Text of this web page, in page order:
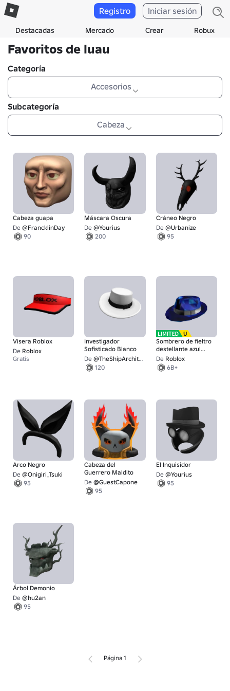
Destacadas Mercado Crear Robux
Registro Iniciar sesión
Favoritos de luau
Categoría
Accesorios
Subcategoría
Cabeza
Cabeza guapa
De @FrancklinDay
90
Máscara Oscura
De @Yourius
200
Cráneo Negro
De @Urbanize
95
Visera Roblox
De Roblox
Gratis
Investigador
Sofisticado Blanco
De @TheShipArchitect
120
Sombrero de fieltro
destellante azul
oscuro
De Roblox
6B+
Arco Negro
De @Onigiri_Tsuki
95
Cabeza del
Guerrero Maldito
De @GuestCapone
95
El Inquisidor
De @Yourius
95
Árbol Demonio
De @hu2an
95
Página 1